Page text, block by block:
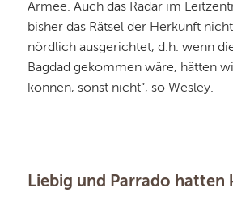
Armee. Auch das Radar im
bisher das Rätsel der Herkunft
nördlich ausgerichtet, d.h. wenn
Bagdad gekommen wäre, hätten
können, sonst nicht“, so Wesley.
Liebig und Parrado hatten